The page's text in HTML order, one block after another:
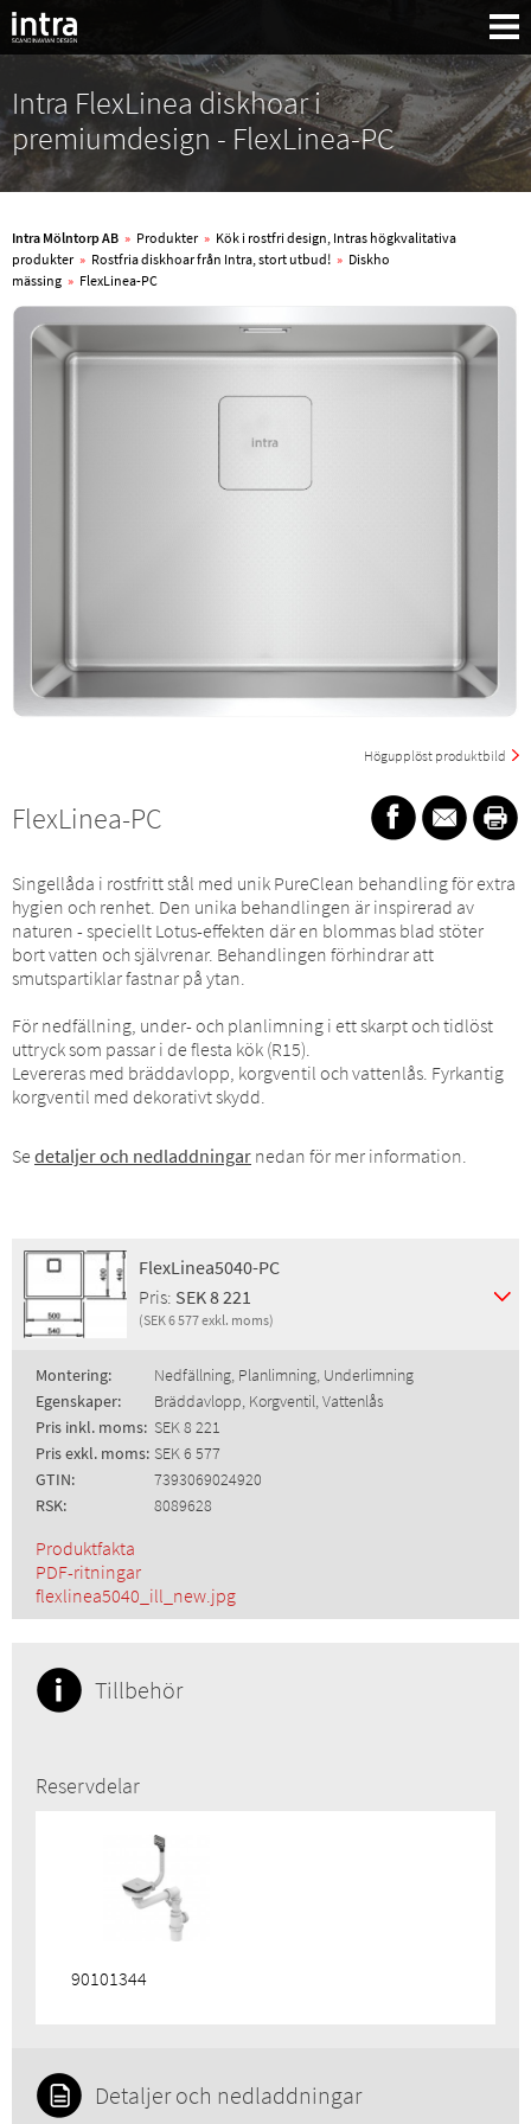
Sök:
Intra FlexLinea diskhoar i
premiumdesign - FlexLinea-PC
Intra Mölntorp AB » Produkter » Kök i rostfri design, Intras högkvalitativa
produkter » Rostfria diskhoar från Intra, stort utbud! » Diskho
mässing » FlexLinea-PC
Högupplöst produktbild
FlexLinea-PC
Singellåda i rostfritt stål med unik PureClean behandling för extra
hygien och renhet. Den unika behandlingen är inspirerad av
naturen - speciellt Lotus-effekten där en blommas blad stöter
bort vatten och självrenar. Behandlingen förhindrar att
smutspartiklar fastnar på ytan.
För nedfällning, under- och planlimning i ett skarpt och tidlöst
uttryck som passar i de flesta kök (R15).
Levereras med bräddavlopp, korgventil och vattenlås. Fyrkantig
korgventil med dekorativt skydd.
Se detaljer och nedladdningar nedan för mer information.
FlexLinea5040-PC
Pris: SEK 8 221
(SEK 6 577 exkl. moms)
Montering:
Nedfällning, Planlimning, Underlimning
Egenskaper:
Bräddavlopp, Korgventil, Vattenlås
Pris inkl. moms: SEK 8 221
Pris exkl. moms: SEK 6 577
GTIN:
7393069024920
RSK:
8089628
Produktfakta
PDF-ritningar
flexlinea5040_ill_new.jpg
Tillbehör
Reservdelar
90101344
Detaljer och nedladdningar